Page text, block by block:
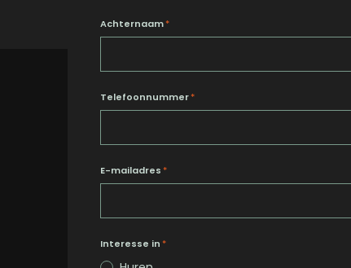
Achternaam*
Telefoonnummer*
E-mailadres *
Interesse in *